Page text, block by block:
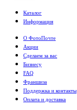
Каталог
Информация
О ФотоПочте
Акции
Сделаем за вас
Бизнесу
FAQ
Франшиза
Поддержка и контакты
Оплата и доставка